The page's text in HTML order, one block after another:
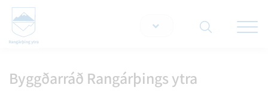
Byggðarráð Rangárþings ytra
Leita á vef